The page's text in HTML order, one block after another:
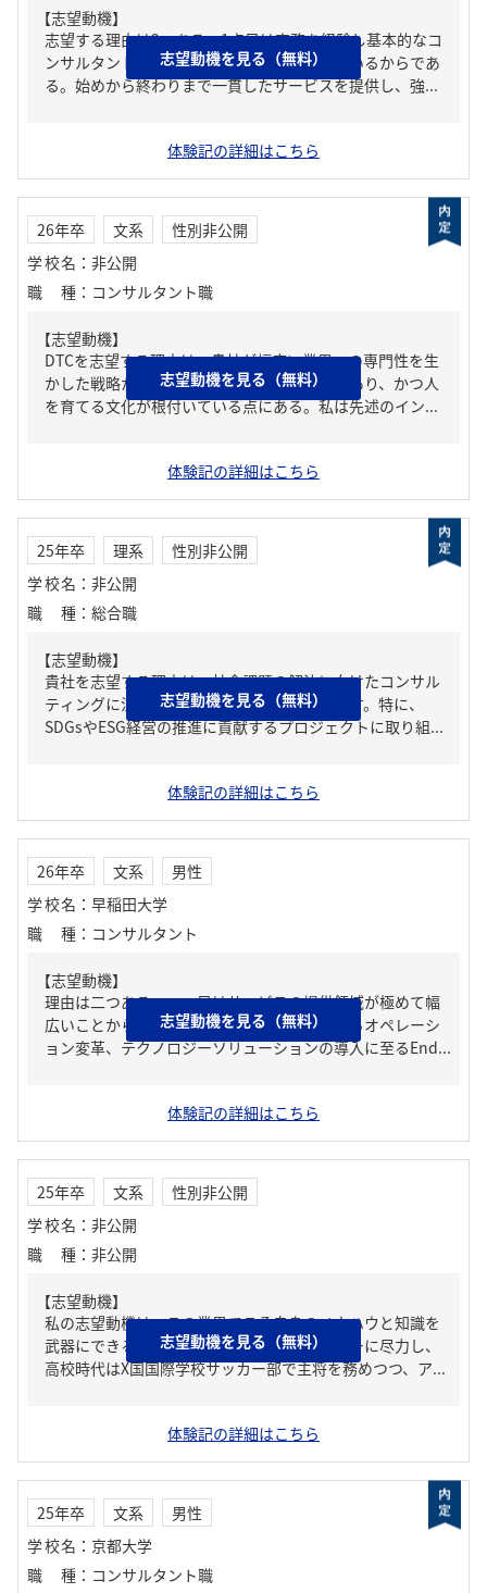
【志望動機】
志望する理由は2つある。1点目は実務を経験し基本的なコ
ンサルタントの素養を身に着けたいと考えているからであ
る。始めから終わりまで一貫したサービスを提供し、強...
体験記の詳細はこちら
志望動機を見る（無料）
26年卒 文系
性別非公開
学校名 ： 非公開
職種 ： コンサルタント職
【志望動機】
DTCを志望する理由は、貴社が幅広い業界への専門性を生
かした戦略から実行までの一貫支援が可能であり、かつ人
を育てる文化が根付いている点にある。私は先述のイン...
体験記の詳細はこちら
志望動機を見る（無料）
25年卒 理系
性別非公開
学校名 ： 非公開
職種 ： 総合職
【志望動機】
貴社を志望する理由は、社会課題の解決に向けたコンサル
ティングに注力している点に共感したためです。特に、
SDGsやESG経営の推進に貢献するプロジェクトに取り組...
体験記の詳細はこちら
志望動機を見る（無料）
26年卒 文系
男性
学校名 ： 早稲田大学
職種 ： コンサルタント
【志望動機】
理由は二つある。一つ目はサービスの提供領域が極めて幅
広いことからだ。御社でならば、戦略立案からオペレーシ
ョン変革、テクノロジーソリューションの導入に至るEnd...
体験記の詳細はこちら
志望動機を見る（無料）
25年卒 文系
性別非公開
学校名 ： 非公開
職種 ： 非公開
【志望動機】
私の志望動機は、この業界でこそ自身のノウハウと知識を
武器にできるからだ。私は幼少期からサッカーに尽力し、
高校時代はX国国際学校サッカー部で主将を務めつつ、ア...
体験記の詳細はこちら
志望動機を見る（無料）
25年卒 文系
男性
学校名 ： 京都大学
職種 ： コンサルタント職